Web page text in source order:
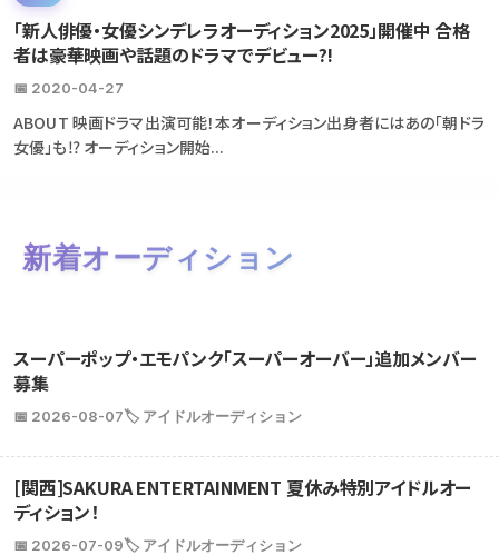
「新人俳優・女優シンデレラオーディション2025」開催中 合格
者は豪華映画や話題のドラマでデビュー?!
📅 2020-04-27
ABOUT 映画ドラマ出演可能！本オーディション出身者にはあの「朝ドラ
女優」も⁉ オーディション開始...
新着オーディション
スーパーポップ・エモパンク「スーパーオーバー」追加メンバー
募集
📅 2026-08-07🏷️ アイドルオーディション
[関西]SAKURA ENTERTAINMENT 夏休み特別アイドルオー
ディション！
📅 2026-07-09🏷️ アイドルオーディション